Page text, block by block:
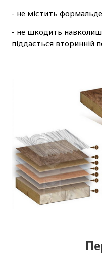
- не містить
- не шкодить
піддається вторинній